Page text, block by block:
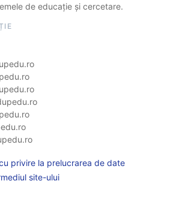
de educație și cercetare.
privire la prelucrarea de date
site-ului